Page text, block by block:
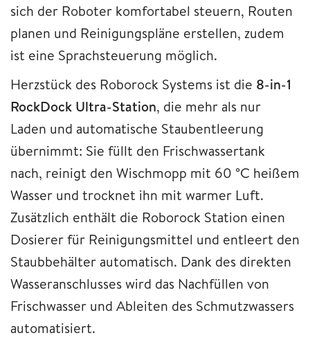
sich der Roboter komfortabel steuern, Routen
planen und Reinigungspläne erstellen, zudem
ist eine Sprachsteuerung möglich.
Herzstück des Roborock Systems ist die 8-in-1
RockDock Ultra-Station, die mehr als nur
Laden und automatische Staubentleerung
übernimmt: Sie füllt den Frischwassertank
nach, reinigt den Wischmopp mit 60 °C heißem
Wasser und trocknet ihn mit warmer Luft.
Zusätzlich enthält die Roborock Station einen
Dosierer für Reinigungsmittel und entleert den
Staubbehälter automatisch. Dank des direkten
Wasseranschlusses wird das Nachfüllen von
Frischwasser und Ableiten des Schmutzwassers
automatisiert.